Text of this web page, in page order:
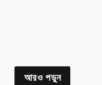
আরও পড়ুন